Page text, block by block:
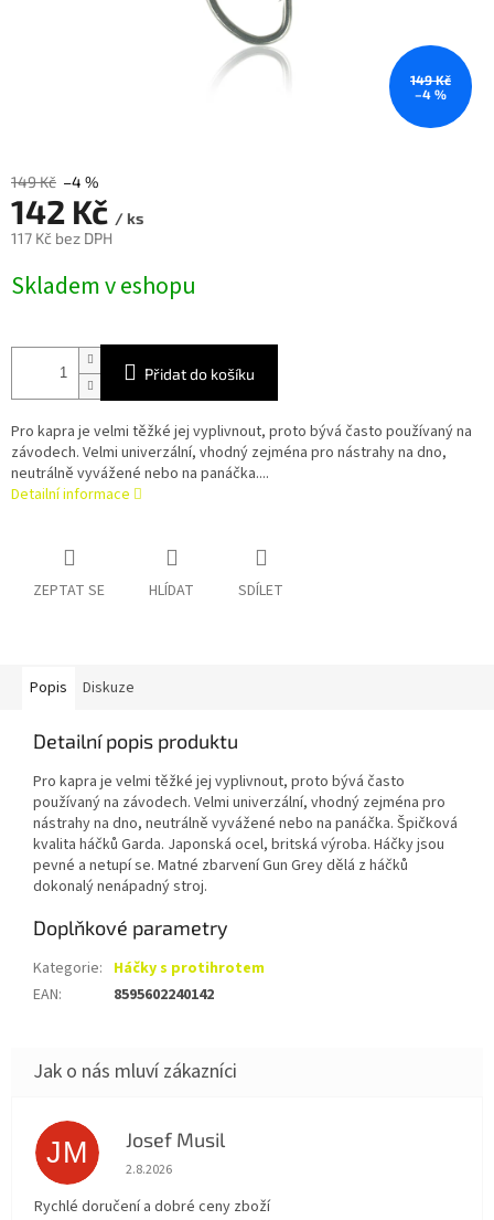
149 Kč
–4 %
149 Kč –4 %
142 Kč / ks
117 Kč bez DPH
cena:
Skladem v eshopu
Přidat do košíku
Pro kapra je velmi těžké jej vyplivnout, proto bývá často používaný na
závodech. Velmi univerzální, vhodný zejména pro nástrahy na dno,
neutrálně vyvážené nebo na panáčka....
Detailní informace
ZEPTAT SE HLÍDAT SDÍLET
Popis Diskuze
Detailní popis produktu
Pro kapra je velmi těžké jej vyplivnout, proto bývá často
používaný na závodech. Velmi univerzální, vhodný zejména pro
nástrahy na dno, neutrálně vyvážené nebo na panáčka. Špičková
kvalita háčků Garda. Japonská ocel, britská výroba. Háčky jsou
pevné a netupí se. Matné zbarvení Gun Grey dělá z háčků
dokonalý nenápadný stroj.
Doplňkové parametry
Kategorie: Háčky s protihrotem
EAN: 8595602240142
JM Josef Musil
Hodnocení obchodu je 5 z 5 hvězdiček.
2.8.2026
Rychlé doručení a dobré ceny zboží